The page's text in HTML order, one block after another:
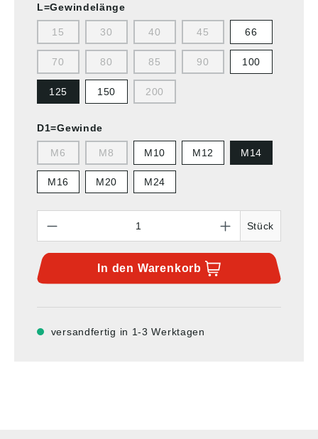
L=Gewindelänge
15 30 40 45 66
70 80 85 90 100
125 150 200
D1=Gewinde
M6 M8 M10 M12 M14
M16 M20 M24
Stück
In den Warenkorb
versandfertig in 1-3 Werktagen